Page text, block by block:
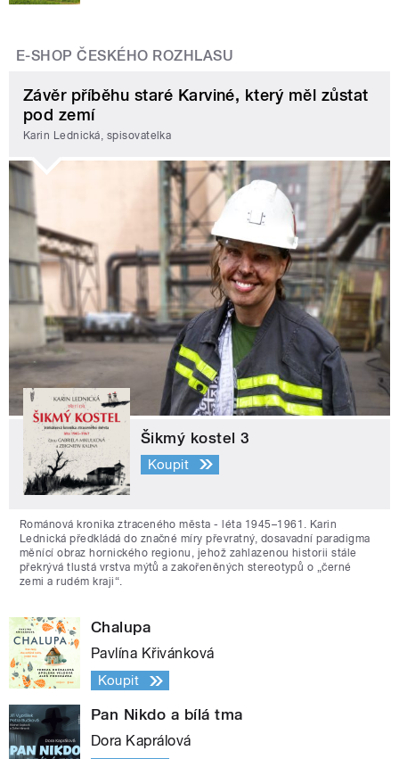
E-SHOP ČESKÉHO ROZHLASU
Závěr příběhu staré Karviné, který měl zůstat
pod zemí
Karin Lednická, spisovatelka
Šikmý kostel 3
Koupit
Románová kronika ztraceného města - léta 1945–1961. Karin
Lednická předkládá do značné míry převratný, dosavadní paradigma
měnící obraz hornického regionu, jehož zahlazenou historii stále
překrývá tlustá vrstva mýtů a zakořeněných stereotypů o „černé
zemi a rudém kraji“.
Chalupa
Pavlína Křivánková
Koupit
Pan Nikdo a bílá tma
Dora Kaprálová